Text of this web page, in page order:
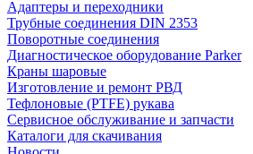
Адаптеры и переходники
Трубные соединения DIN 2353
Поворотные соединения
Диагностическое оборудование Parker
Краны шаровые
Изготовление и ремонт РВД
Тефлоновые (PTFE) рукава
Сервисное обслуживание и запчасти
Каталоги для скачивания